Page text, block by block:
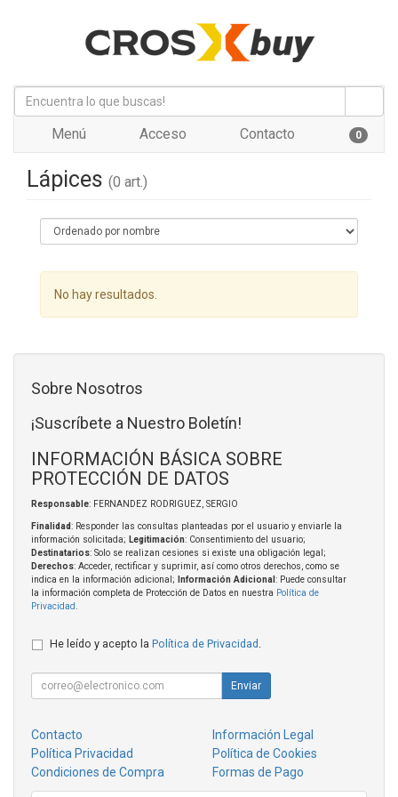
Menú Acceso Contacto 0
Lápices (0 art.)
No hay resultados.
Sobre Nosotros
¡Suscríbete a Nuestro Boletín!
INFORMACIÓN BÁSICA SOBRE
PROTECCIÓN DE DATOS
Responsable: FERNANDEZ RODRIGUEZ, SERGIO
Finalidad: Responder las consultas planteadas por el usuario y enviarle la
información solicitada; Legitimación: Consentimiento del usuario;
Destinatarios: Solo se realizan cesiones si existe una obligación legal;
Derechos: Acceder, rectificar y suprimir, así como otros derechos, como se
indica en la información adicional;
Información Adicional : Puede consultar
la información completa de Protección de Datos en nuestra Política de
Privacidad
He leído y acepto la Política de Privacidad .
Enviar
Contacto
Información Legal
Política Privacidad
Política de Cookies
Condiciones de Compra
Formas de Pago